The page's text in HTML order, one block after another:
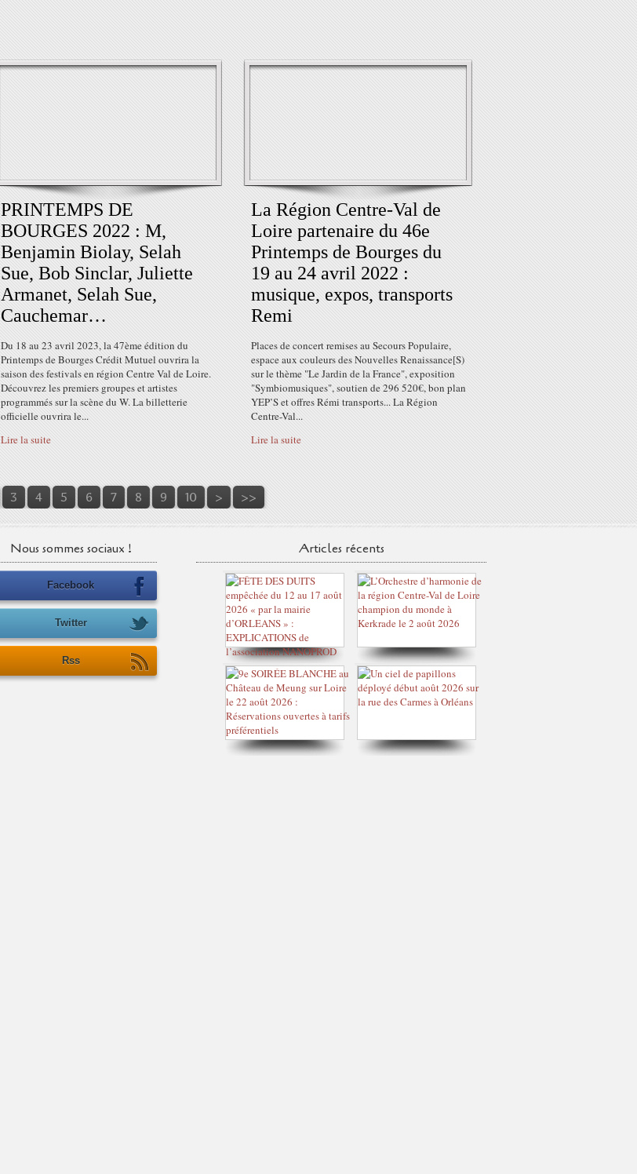
PRINTEMPS DE
BOURGES 2022 : M,
Benjamin Biolay, Selah
Sue, Bob Sinclar, Juliette
Armanet, Selah Sue,
Cauchemar…
Du 18 au 23 avril 2023, la 47ème édition du
Printemps de Bourges Crédit Mutuel ouvrira la
saison des festivals en région Centre Val de Loire.
Découvrez les premiers groupes et artistes
programmés sur la scène du W. La billetterie
officielle ouvrira le...
Lire la suite
La Région Centre-Val de
Loire partenaire du 46e
Printemps de Bourges du
19 au 24 avril 2022 :
musique, expos, transports
Remi
Places de concert remises au Secours Populaire,
espace aux couleurs des Nouvelles Renaissance[S)
sur le thème "Le Jardin de la France", exposition
"Symbiomusiques", soutien de 296 520€, bon plan
YEP’S et offres Rémi transports... La Région
Centre-Val...
Lire la suite
3 4 5 6 7 8 9 10 > >>
Nous sommes sociaux !
Facebook
Twitter
Rss
Articles récents